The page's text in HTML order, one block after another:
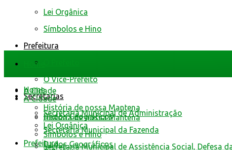
Lei Orgânica
Símbolos e Hino
Prefeitura
O Vice-Prefeito
Secretarias
Secretaria Municipal de Administração
Secretaria Municipal da Fazenda
Secretaria Municipal de Assistência Social, Defesa
Home
A Cidade
História de nossa Mantena
Dados Geográficos
Home
A Cidade
História de nossa Mantena
Dados Geográficos
Lei Orgânica
Símbolos e Hino
Prefeitura